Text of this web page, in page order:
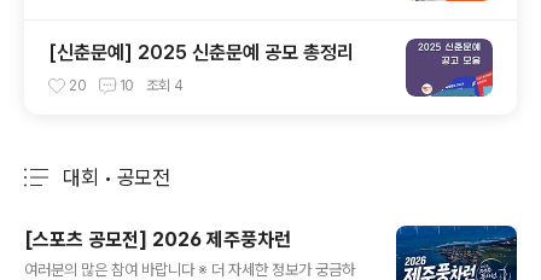
[신춘문예] 2025 신춘문예 공모 총정리
20 10 조회 4
대회 • 공모전
[스포츠 공모전] 2026 제주풍차런
여러분의 많은 참여 바랍니다 ※ 더 자세한 정보가 궁금하